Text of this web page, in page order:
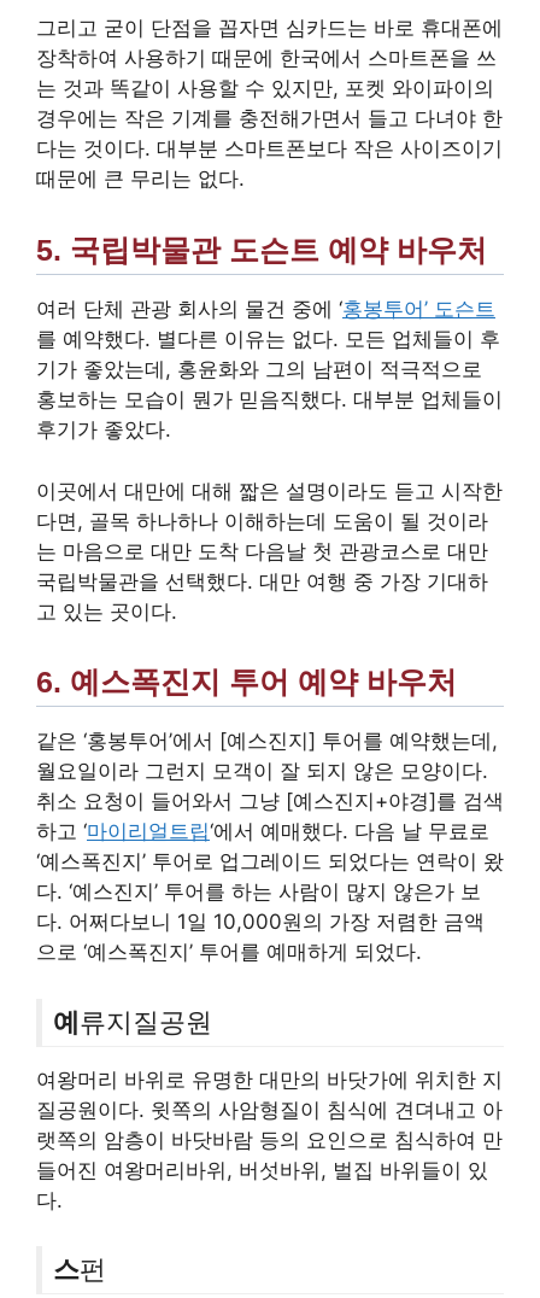
그리고 굳이 단점을 꼽자면 심카드는 바로 휴대폰에
장착하여 사용하기 때문에 한국에서 스마트폰을 쓰
는 것과 똑같이 사용할 수 있지만, 포켓 와이파이의
경우에는 작은 기계를 충전해가면서 들고 다녀야 한
다는 것이다. 대부분 스마트폰보다 작은 사이즈이기
때문에 큰 무리는 없다.
5. 국립박물관 도슨트 예약 바우처
여러 단체 관광 회사의 물건 중에 ‘홍봉투어’ 도슨트
를 예약했다. 별다른 이유는 없다. 모든 업체들이 후
기가 좋았는데, 홍윤화와 그의 남편이 적극적으로
홍보하는 모습이 뭔가 믿음직했다. 대부분 업체들이
후기가 좋았다.
이곳에서 대만에 대해 짧은 설명이라도 듣고 시작한
다면, 골목 하나하나 이해하는데 도움이 될 것이라
는 마음으로 대만 도착 다음날 첫 관광코스로 대만
국립박물관을 선택했다. 대만 여행 중 가장 기대하
고 있는 곳이다.
6. 예스폭진지 투어 예약 바우처
같은 ‘홍봉투어’에서 [예스진지] 투어를 예약했는데,
월요일이라 그런지 모객이 잘 되지 않은 모양이다.
취소 요청이 들어와서 그냥 [예스진지+야경]를 검색
하고 ‘마이리얼트립‘에서 예매했다. 다음 날 무료로
‘예스폭진지’ 투어로 업그레이드 되었다는 연락이 왔
다. ‘예스진지’ 투어를 하는 사람이 많지 않은가 보
다. 어쩌다보니 1일 10,000원의 가장 저렴한 금액
으로 ‘예스폭진지’ 투어를 예매하게 되었다.
예류지질공원
여왕머리 바위로 유명한 대만의 바닷가에 위치한 지
질공원이다. 윗쪽의 사암형질이 침식에 견뎌내고 아
랫쪽의 암층이 바닷바람 등의 요인으로 침식하여 만
들어진 여왕머리바위, 버섯바위, 벌집 바위들이 있
다.
스펀